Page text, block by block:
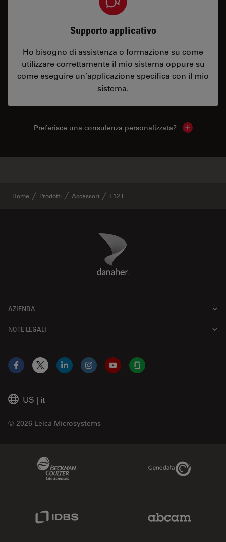
Supporto applicativo
Ho bisogno di assistenza o formazione su come
utilizzare correttamente il mio sistema oppure su
come eseguire un’applicazione specifica con il mio
sistema.
Preferisce una consulenza personalizzata? Show local
Home Prodotti Accessori F12 I
Danaher Logo
AZIENDA
NOTE LEGALI
US | it
© 2026 Leica Microsystems
Facebook
X LinkedInInstagramYouTubeGlassdoor
Genedata Link